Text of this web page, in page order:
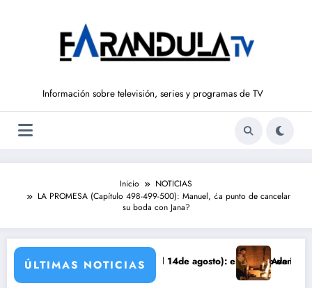
Información sobre televisión, series y programas de TV
Inicio
NOTICIAS
LA PROMESA (Capítulo 498-499-500): Manuel, ¿a punto de cancelar
su boda con Jana?
ÚLTIMAS NOTICIAS
DE LIBERTAD’ (del 10 al 14de agosto): el secreto de Tasio sale a la luz
Avance VALLE